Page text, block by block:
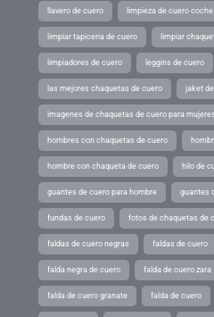
llavero de cuero limpieza de cuero coche
limpiar tapiceria de cuero limpiar
limpiadores de cuero leggins de cuero
las mejores chaquetas de cuero jaket
imagenes de chaquetas de cuero para mujeres
hombres con chaquetas de cuero
hombre con chaqueta de cuero hilo de
guantes de cuero para hombre guantes
fundas de cuero fotos de chaquetas de
faldas de cuero negras faldas de cuero
falda negra de cuero falda de cuero zara
falda de cuero granate falda de cuero